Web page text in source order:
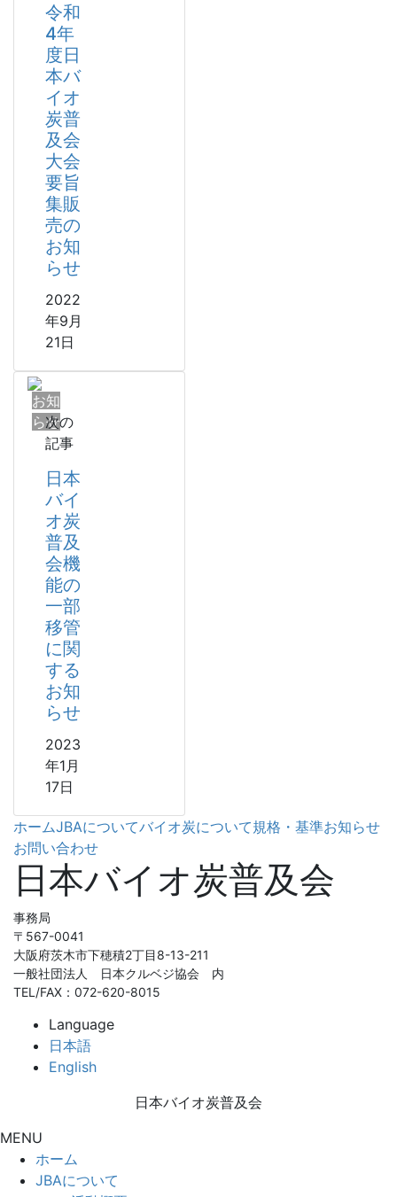
令和
4年
度日
本バ
イオ
炭普
及会
大会
要旨
集販
売の
お知
らせ
2022
年9月
21日
お知
らせ次の
記事
日本
バイ
オ炭
普及
会機
能の
一部
移管
に関
する
お知
らせ
2023
年1月
17日
ホームJBAについてバイオ炭について規格・基準お知らせ
お問い合わせ
日本バイオ炭普及会
事務局
〒567-0041
大阪府茨木市下穂積2丁目8-13-211
一般社団法人 日本クルベジ協会 内
TEL/FAX：072-620-8015
Language
日本語
English
日本バイオ炭普及会
MENU
ホーム
JBAについて